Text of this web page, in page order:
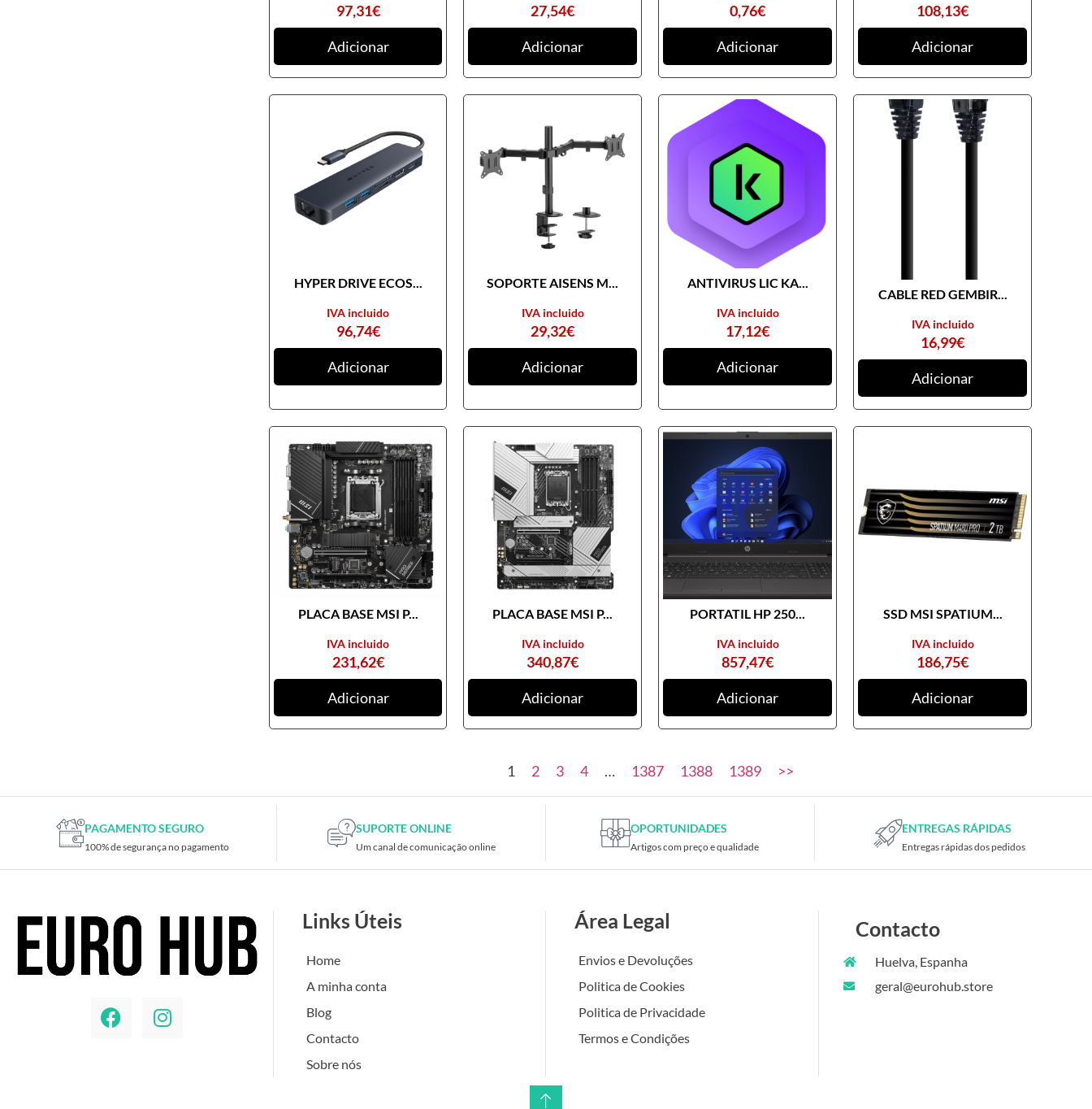
Processadores
SAIS
Ventoínhas
Computadores
Mini-PCs
Outros computadores
Portáteis
97,31€
Adicionar
27,54€
Adicionar
0,76€
Adicionar
108,13€
Adicionar
HYPER DRIVE ECOS...
96,74€
IVA incluido
Adicionar
SOPORTE AISENS M...
29,32€
IVA incluido
Adicionar
ANTIVIRUS LIC KA...
17,12€
IVA incluido
Adicionar
CABLE RED GEMBIR...
16,99€
IVA incluido
Adicionar
PLACA BASE MSI P...
231,62€
IVA incluido
Adicionar
PLACA BASE MSI P...
340,87€
IVA incluido
Adicionar
PORTATIL HP 250...
857,47€
IVA incluido
Adicionar
SSD MSI SPATIUM...
186,75€
IVA incluido
Adicionar
1 2 3 4 … 1387 1388 1389 >>
PAGAMENTO SEGURO
100% de segurança no pagamento
SUPORTE ONLINE
Um canal de comunicação online
OPORTUNIDADES
Artigos com preço e qualidade
ENTREGAS RÁPIDAS
Entregas rápidas dos pedidos
Links Úteis
Home
A minha conta
Blog
Contacto
Sobre nós
Área Legal
Envios e Devoluções
Politica de Cookies
Politica de Privacidade
Termos e Condições
Contacto
Huelva, Espanha
geral@eurohub.store